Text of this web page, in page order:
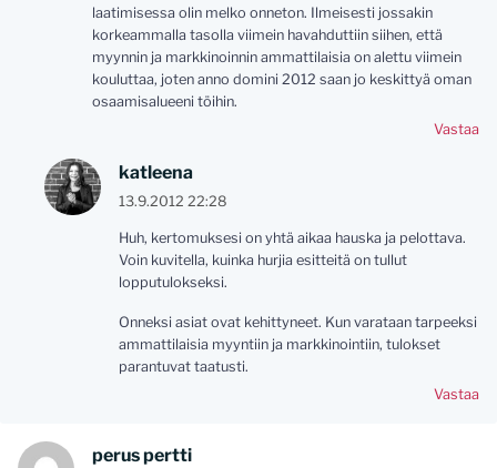
laatimisessa olin melko onneton. Ilmeisesti jossakin
korkeammalla tasolla viimein havahduttiin siihen, että
myynnin ja markkinoinnin ammattilaisia on alettu viimein
kouluttaa, joten anno domini 2012 saan jo keskittyä oman
osaamisalueeni töihin.
Vastaa
katleena
13.9.2012 22:28
Huh, kertomuksesi on yhtä aikaa hauska ja pelottava.
Voin kuvitella, kuinka hurjia esitteitä on tullut
lopputulokseksi.
Onneksi asiat ovat kehittyneet. Kun varataan tarpeeksi
ammattilaisia myyntiin ja markkinointiin, tulokset
parantuvat taatusti.
Vastaa
perus pertti